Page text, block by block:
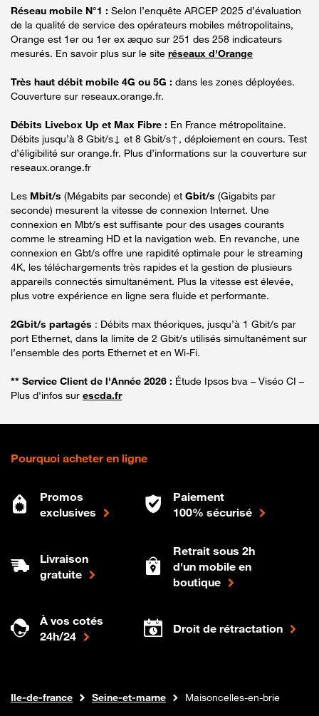
Réseau mobile N°1 : Selon l’enquête ARCEP 2025 d’évaluation
de la qualité de service des opérateurs mobiles métropolitains,
Orange est 1er ou 1er ex æquo sur 251 des 258 indicateurs
mesurés. En savoir plus sur le site réseaux d'Orange
Très haut débit mobile 4G ou 5G : dans les zones déployées.
Couverture sur reseaux.orange.fr.
Débits Livebox Up et Max Fibre : En France métropolitaine.
Débits jusqu’à 8 Gbit/s↓ et 8 Gbit/s↑, déploiement en cours. Test
d’éligibilité sur orange.fr. Plus d’informations sur la couverture sur
reseaux.orange.fr
Les Mbit/s (Mégabits par seconde) et Gbit/s (Gigabits par
seconde) mesurent la vitesse de connexion Internet. Une
connexion en Mbt/s est suffisante pour des usages courants
comme le streaming HD et la navigation web. En revanche, une
connexion en Gbt/s offre une rapidité optimale pour le streaming
4K, les téléchargements très rapides et la gestion de plusieurs
appareils connectés simultanément. Plus la vitesse est élevée,
plus votre expérience en ligne sera fluide et performante.
2Gbit/s partagés : Débits max théoriques, jusqu’à 1 Gbit/s par
port Ethernet, dans la limite de 2 Gbit/s utilisés simultanément sur
l’ensemble des ports Ethernet et en Wi-Fi.
** Service Client de l'Année 2026 : Étude Ipsos bva – Viséo CI –
Plus d'infos sur escda.fr
Pourquoi acheter en ligne
Promos
exclusives
Paiement
100% sécurisé
Livraison
gratuite
Retrait sous 2h
d'un mobile en
boutique
À vos cotés
24h/24
Droit de rétractation
Boutique Orange
Internet fibre
Ile-de-france Seine-et-marne Maisoncelles-en-brie